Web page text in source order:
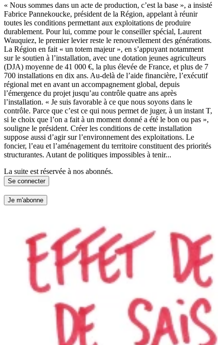
« Nous sommes dans un acte de production, c’est la base », a insisté
Fabrice Pannekoucke, président de la Région, appelant à réunir
toutes les conditions permettant aux exploitations de produire
durablement. Pour lui, comme pour le conseiller spécial, Laurent
Wauquiez, le premier levier reste le renouvellement des générations.
La Région en fait « un totem majeur », en s’appuyant notamment
sur le soutien à l’installation, avec une dotation jeunes agriculteurs
(DJA) moyenne de 41 000 €, la plus élevée de France, et plus de 7
700 installations en dix ans. Au-delà de l’aide financière, l’exécutif
régional met en avant un accompagnement global, depuis
l’émergence du projet jusqu’au contrôle quatre ans après
l’installation. « Je suis favorable à ce que nous soyons dans le
contrôle. Parce que c’est ce qui nous permet de juger, à un instant T,
si le choix que l’on a fait à un moment donné a été le bon ou pas »,
souligne le président. Créer les conditions de cette installation
suppose aussi d’agir sur l’environnement des exploitations. Le
foncier, l’eau et l’aménagement du territoire constituent des priorités
structurantes. Autant de politiques impossibles à tenir...
La suite est réservée à nos abonnés.
Se connecter
Je m'abonne